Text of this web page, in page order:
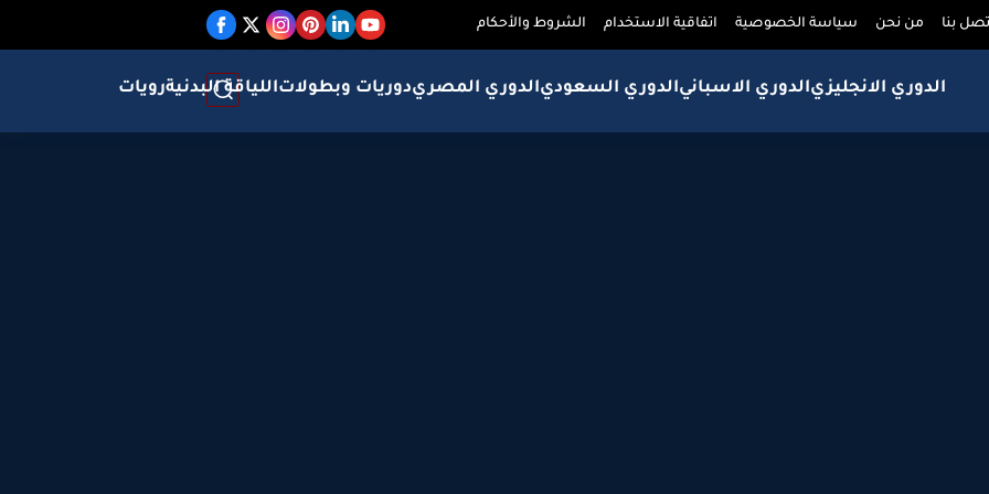
بنا من نحن سياسة الخصوصية اتفاقية الاستخدام الشروط والأحكام
الدوري الانجليزيالدوري الاسبانيالدوري السعوديالدوري المصريدوريات وبطولاتاللياقة البدنيةرويات